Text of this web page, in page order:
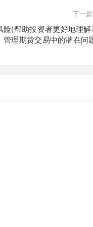
下一篇
(帮助投资者更好地理
管理期货交易中的潜在问